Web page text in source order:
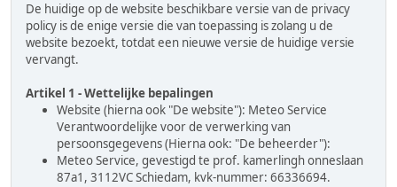
De huidige op de website beschikbare versie van de privacy
policy is de enige versie die van toepassing is zolang u de
website bezoekt, totdat een nieuwe versie de huidige versie
vervangt.
Artikel 1 - Wettelijke bepalingen
Website (hierna ook "De website"): Meteo Service
Verantwoordelijke voor de verwerking van
persoonsgegevens (Hierna ook: "De beheerder"):
Meteo Service, gevestigd te prof. kamerlingh onneslaan
87a1, 3112VC Schiedam, kvk-nummer: 66336694.